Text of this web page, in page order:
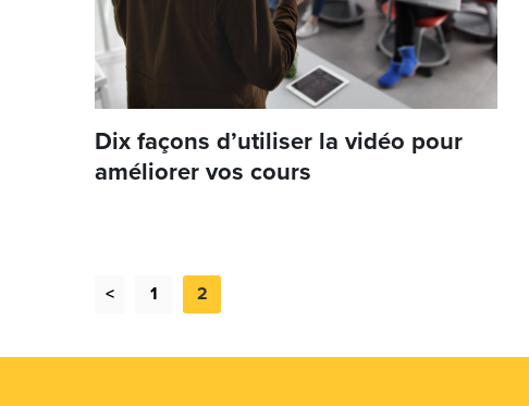
Dix façons d’utiliser la vidéo pour
améliorer vos cours
< 1 2